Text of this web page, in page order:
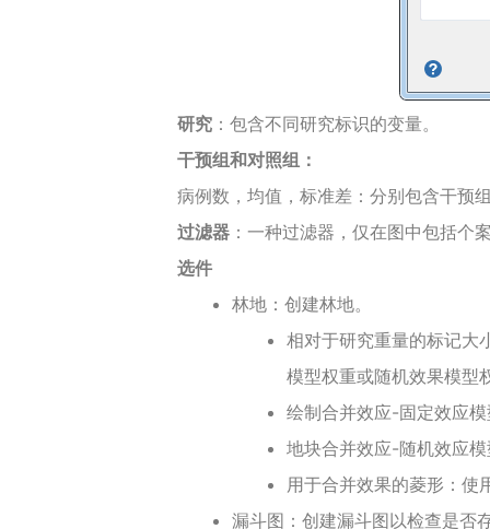
研究 ：包含不同研究标识的变量。
干预组和对照组：
病例数，均值，标准差：分别包含干预
过滤器 ：一种过滤器，仅在图中包括个
选件
林地：创建林地。
相对于研究重量的标记大
模型权重或随机效果模型
绘制合并效应-固定效应
地块合并效应-随机效应
用于合并效果的菱形：使
漏斗图：创建漏斗图以检查是否